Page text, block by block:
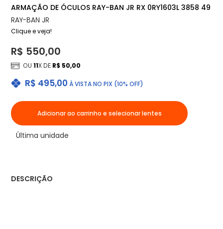
ARMAÇÃO DE ÓCULOS RAY-BAN JR RX 0RY1603L 3858 49
RAY-BAN JR
Clique e veja!
R$ 495,00 À VISTA NO PIX (10% OFF)
R$ 550,00
OU11X DE R$ 50,00
Adicionar ao carrinho e selecionar lentes
Última unidade
DESCRIÇÃO